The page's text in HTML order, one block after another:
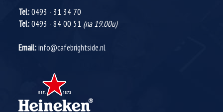
Tel:0493 - 31 34 70
Tel:0493 - 84 00 51 (na 19.00u)
Email:info@cafebrightside.nl